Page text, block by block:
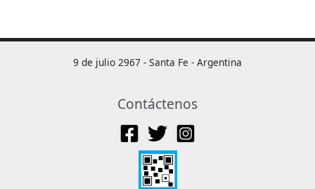
9 de julio 2967 - Santa Fe - Argentina
Contáctenos